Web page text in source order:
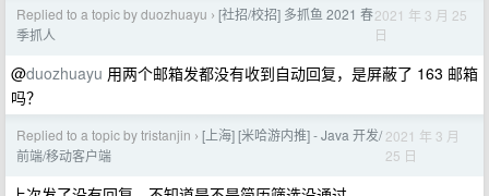
Replied to a topic by duozhuayu › [社招/校招] 多抓鱼 2021 春
季抓人
2021 年 3 月 25
日
@duozhuayu 用两个邮箱发都没有收到自动回复，是屏蔽了 163 邮箱
吗？
Replied to a topic by tristanjin › [上海] [米哈游内推] - Java 开发/
前端/移动客户端
2021 年 3 月
25 日